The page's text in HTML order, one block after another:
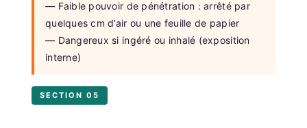
— Faible pouvoir de pénétration : arrêté par
quelques cm d’air ou une feuille de papier
— Dangereux si ingéré ou inhalé (exposition
interne)
SECTION 05